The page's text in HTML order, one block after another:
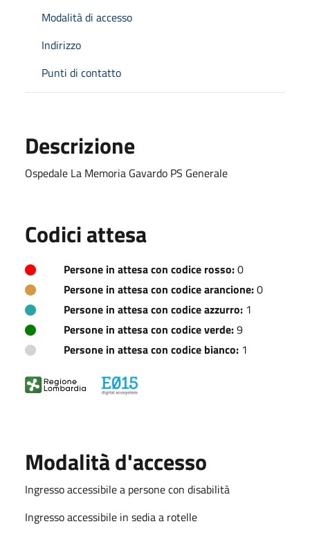
Modalità di accesso
Indirizzo
Punti di contatto
Descrizione
Ospedale La Memoria Gavardo PS Generale
Codici attesa
Persone in attesa con codice rosso:0
Persone in attesa con codice arancione:0
Persone in attesa con codice azzurro: 1
Persone in attesa con codice verde:9
Persone in attesa con codice bianco: 1
Modalità d'accesso
Ingresso accessibile a persone con disabilità
Ingresso accessibile in sedia a rotelle